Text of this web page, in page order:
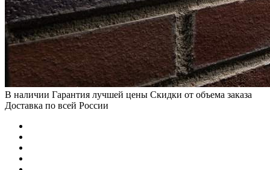
В наличии Гарантия лучшей цены Скидки от объема заказа
Доставка по всей России